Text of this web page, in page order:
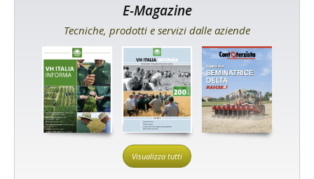
E-Magazine
Tecniche, prodotti e servizi dalle aziende
Visualizza tutti